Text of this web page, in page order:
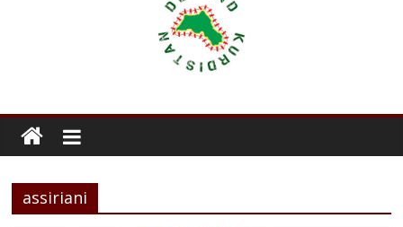
assiriani